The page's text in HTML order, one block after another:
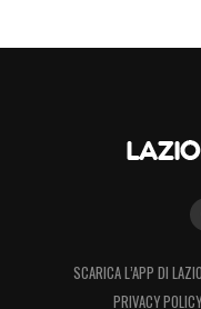
SCARICA L’APP DI
PRIVACY